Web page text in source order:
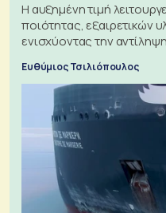
Η αυξημένη τιμή
ποιότητας, εξαιρετικών
ενισχύοντας την
ξεχωριστό
Ευθύμιος Τσιλιόπουλος